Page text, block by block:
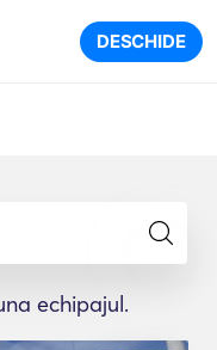
DESCHIDE
echipajul.